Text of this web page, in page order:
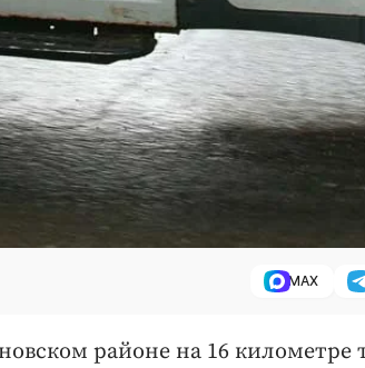
MAX
районе на 16 километре